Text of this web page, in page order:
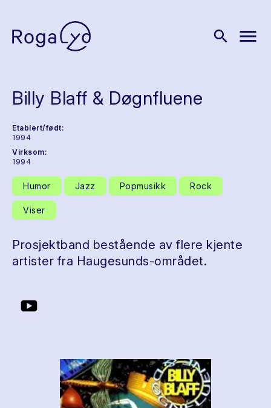
search menu
Billy Blaff & Døgnfluene
Etablert/født:
1994
Virksom:
1994
Humor Jazz Popmusikk Rock
Viser
Prosjektband bestående av flere kjente
artister fra Haugesunds-området.